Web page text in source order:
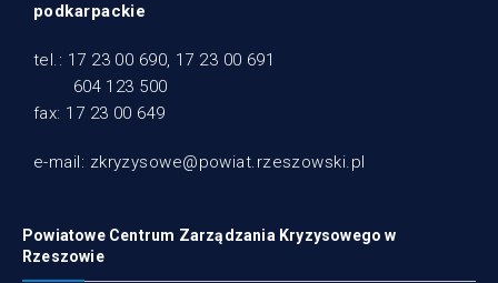
podkarpackie
tel.: 17 23 00 690, 17 23 00 691
604 123 500
fax: 17 23 00 649
e-mail: zkryzysowe@powiat.rzeszowski.pl
Powiatowe Centrum Zarządzania Kryzysowego w
Rzeszowie